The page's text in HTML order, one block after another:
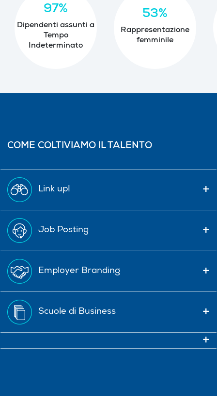
97%
Dipendenti assunti a
Tempo
Indeterminato
53%
Rappresentazione
femminile
COME COLTIVIAMO IL TALENTO
Link up!
Job Posting
Employer Branding
Scuole di Business